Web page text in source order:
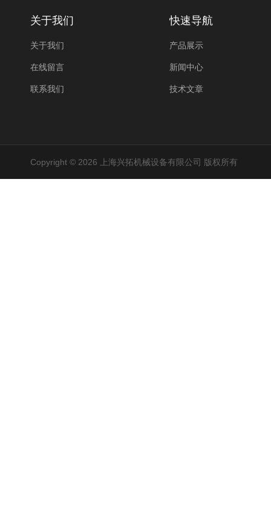
关于我们
关于我们
在线留言
联系我们
快速导航
产品展示
新闻中心
技术文章
Copyright © 2026 上海兴拓机械设备有限公司 版权所有